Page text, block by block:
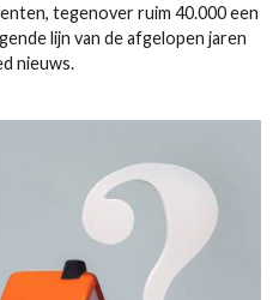
tegenover ruim 40.000 een
lijn van de afgelopen jaren
nieuws.